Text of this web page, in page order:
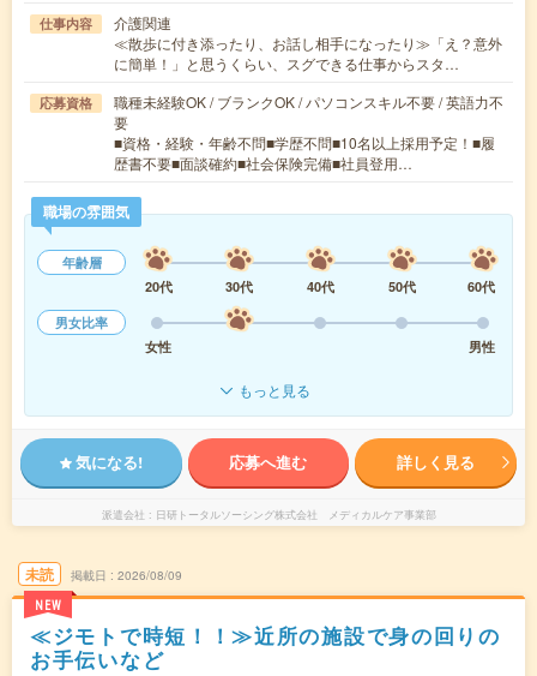
仕事内容
介護関連
≪散歩に付き添ったり、お話し相手になったり≫「え？意外
に簡単！」と思うくらい、スグできる仕事からスタ…
応募資格
職種未経験OK / ブランクOK / パソコンスキル不要 / 英語力不
要
■資格・経験・年齢不問■学歴不問■10名以上採用予定！■履
歴書不要■面談確約■社会保険完備■社員登用…
職場の雰囲気
年齢層
20代
30代 40代 50代
60代
男女比率
女性
男性
もっと見る
気になる! 応募へ進む 詳しく見る
派遣会社 日研トータルソーシング株式会社 メディカルケア事業部
未読
NEW
掲載日 2026/08/09
≪ジモトで時短！！≫近所の施設で身の回りの
お手伝いなど